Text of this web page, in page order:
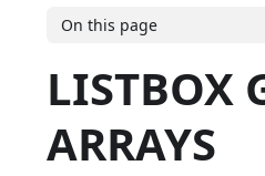
On this page
LISTBOX
ARRAYS